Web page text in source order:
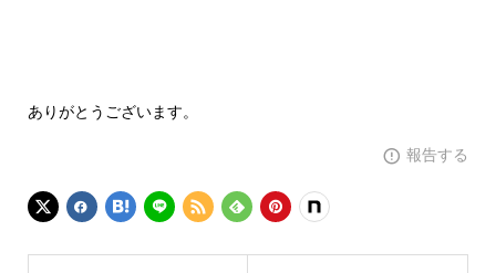
ありがとうございます。
報告する